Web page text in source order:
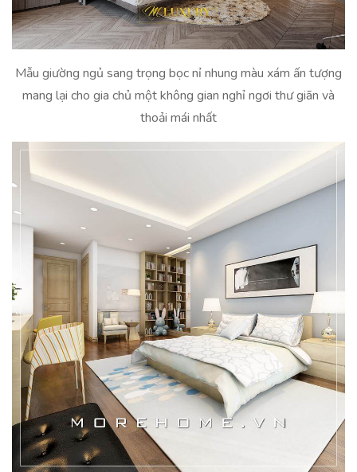
Mẫu giường ngủ sang trọng bọc nỉ nhung màu xám ấn tượng
mang lại cho gia chủ một không gian nghỉ ngơi thư giãn và
thoải mái nhất